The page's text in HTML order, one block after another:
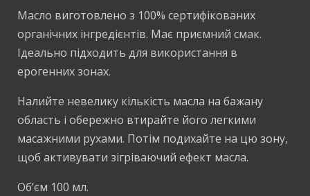
Масло виготовлено з 100% сертифікованих
органічних інгредієнтів. Має приємний смак.
Ідеально підходить для використання в
ерогенних зонах.
Налийте невелику кількість масла на бажану
область і обережно втирайте його легкими
масажними рухами. Потім подихайте на цю зону,
щоб активувати зігріваючий ефект масла.
Об’єм 100 мл.